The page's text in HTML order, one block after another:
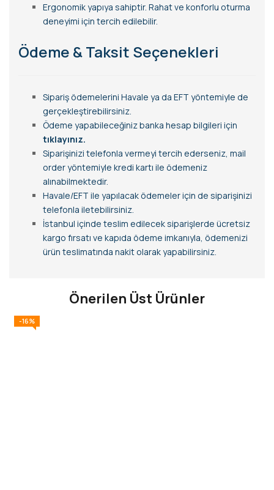
Ergonomik yapıya sahiptir. Rahat ve konforlu oturma
deneyimi için tercih edilebilir.
Ödeme & Taksit Seçenekleri
Sipariş ödemelerini Havale ya da EFT yöntemiyle de
gerçekleştirebilirsiniz.
Ödeme yapabileceğiniz banka hesap bilgileri için
tıklayınız.
Siparişinizi telefonla vermeyi tercih ederseniz, mail
order yöntemiyle kredi kartı ile ödemeniz
alınabilmektedir.
Havale/EFT ile yapılacak ödemeler için de siparişinizi
telefonla iletebilirsiniz.
İstanbul içinde teslim edilecek siparişlerde ücretsiz
kargo fırsatı ve kapıda ödeme imkanıyla, ödemenizi
ürün teslimatında nakit olarak yapabilirsiniz.
Önerilen Üst Ürünler
-16%